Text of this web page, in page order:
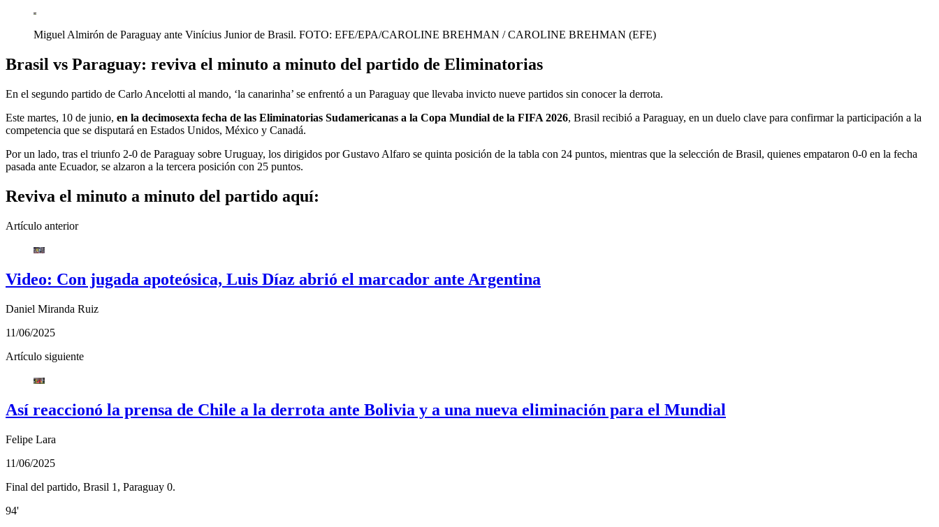
Miguel Almirón de Paraguay ante Vinícius Junior de Brasil. FOTO: EFE/EPA/CAROLINE BREHMAN /CAROLINE BREHMAN (EFE)
Brasil vs Paraguay: reviva el minuto a minuto del partido de Eliminatorias
En el segundo partido de Carlo Ancelotti al mando, ‘la canarinha’ se enfrentó a un Paraguay que llevaba invicto nueve partidos sin conocer la derrota.
Este martes, 10 de junio, en la decimosexta fecha de las Eliminatorias Sudamericanas a la Copa Mundial de la FIFA 2026, Brasil recibió a Paraguay, en un duelo clave para confirmar la participación a la
competencia que se disputará en Estados Unidos, México y Canadá.
Por un lado, tras el triunfo 2-0 de Paraguay sobre Uruguay, los dirigidos por Gustavo Alfaro se quinta posición de la tabla con 24 puntos, mientras que la selección de Brasil, quienes empataron 0-0 en la fecha
pasada ante Ecuador, se alzaron a la tercera posición con 25 puntos.
Reviva el minuto a minuto del partido aquí:
Artículo anterior
Video: Con jugada apoteósica, Luis Díaz abrió el marcador ante Argentina
Daniel Miranda Ruiz
11/06/2025
Artículo siguiente
Así reaccionó la prensa de Chile a la derrota ante Bolivia y a una nueva eliminación para el Mundial
Felipe Lara
11/06/2025
Final del partido, Brasil 1, Paraguay 0.
94'